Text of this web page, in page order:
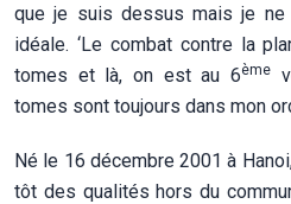
que je suis dessus mais je ne
idéale. ‘Le combat contre la
tomes et là, on est au 6ème
tomes sont toujours dans mon
Né le 16 décembre 2001 à
tôt des qualités hors du